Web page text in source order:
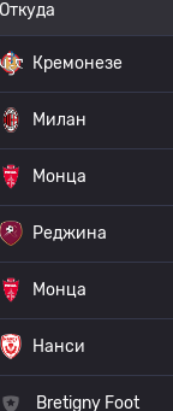
Откуда
Кремонезе
Милан
Монца
Реджина
Монца
Нанси
Bretigny Foot